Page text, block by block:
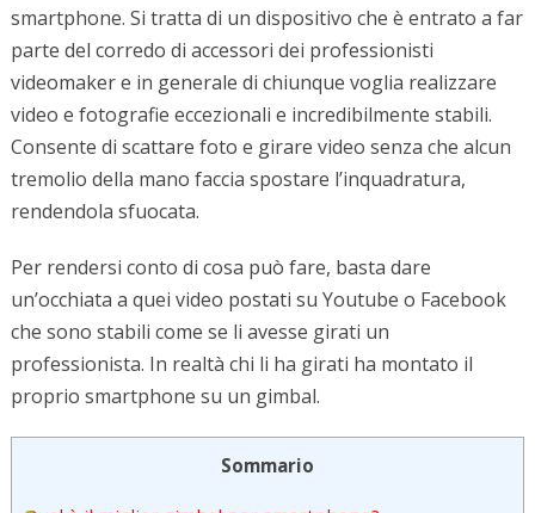
smartphone. Si tratta di un dispositivo che è entrato a far
parte del corredo di accessori dei professionisti
videomaker e in generale di chiunque voglia realizzare
video e fotografie eccezionali e incredibilmente stabili.
Consente di scattare foto e girare video senza che alcun
tremolio della mano faccia spostare l’inquadratura,
rendendola sfuocata.
Per rendersi conto di cosa può fare, basta dare
un’occhiata a quei video postati su Youtube o Facebook
che sono stabili come se li avesse girati un
professionista. In realtà chi li ha girati ha montato il
proprio smartphone su un gimbal.
Sommario